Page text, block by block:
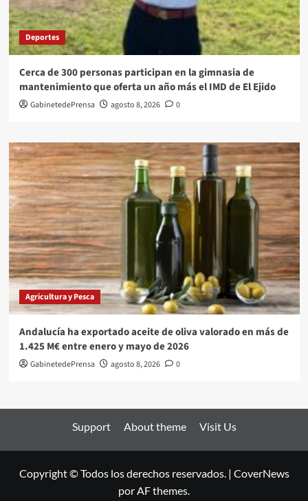
Deportes
Cerca de 300 personas participan en la gimnasia de
mantenimiento que oferta un año más el IMD de El Ejido
GabinetedePrensa agosto 8, 2026 0
Agricultura y Pesca
Andalucía ha exportado aceite de oliva valorado en más de
1.425 M€ entre enero y mayo de 2026
GabinetedePrensa agosto 8, 2026 0
Support About theme Visit Us
Copyright © Todos los derechos reservados. | CoverNews
por AF themes.